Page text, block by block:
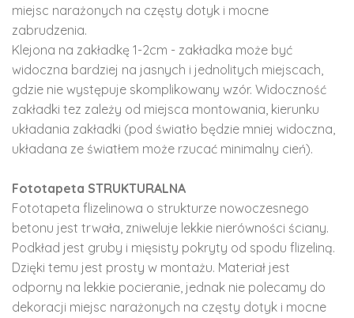
miejsc narażonych na częsty dotyk i mocne
zabrudzenia.
Klejona na zakładkę 1-2cm - zakładka może być
widoczna bardziej na jasnych i jednolitych miejscach,
gdzie nie występuje skomplikowany wzór. Widoczność
zakładki tez zależy od miejsca montowania, kierunku
układania zakładki (pod światło będzie mniej widoczna,
układana ze światłem może rzucać minimalny cień).
Fototapeta STRUKTURALNA
Fototapeta flizelinowa o strukturze nowoczesnego
betonu jest trwała, zniweluje lekkie nierówności ściany.
Podkład jest gruby i mięsisty pokryty od spodu flizeliną.
Dzięki temu jest prosty w montażu. Materiał jest
odporny na lekkie pocieranie, jednak nie polecamy do
dekoracji miejsc narażonych na częsty dotyk i mocne